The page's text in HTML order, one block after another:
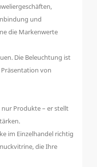
und
die Markenwerte
Die Beleuchtung ist
von
Produkte – er stellt
im Einzelhandel richtig
die Ihre